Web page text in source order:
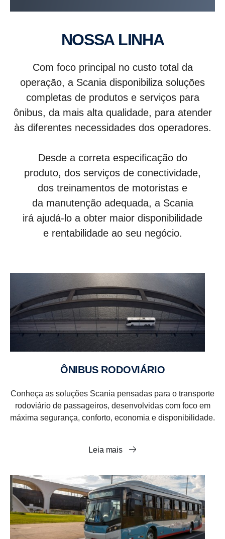
NOSSA LINHA
Com foco principal no custo total da
operação, a Scania disponibiliza soluções
completas de produtos e serviços para
ônibus, da mais alta qualidade, para atender
às diferentes necessidades dos operadores.
Desde a correta especificação do
produto, dos serviços de conectividade,
dos treinamentos de motoristas e
da manutenção adequada, a Scania
irá ajudá-lo a obter maior disponibilidade
e rentabilidade ao seu negócio.
ÔNIBUS RODOVIÁRIO
Conheça as soluções Scania pensadas para o transporte
rodoviário de passageiros, desenvolvidas com foco em
máxima segurança, conforto, economia e disponibilidade.
Leia mais